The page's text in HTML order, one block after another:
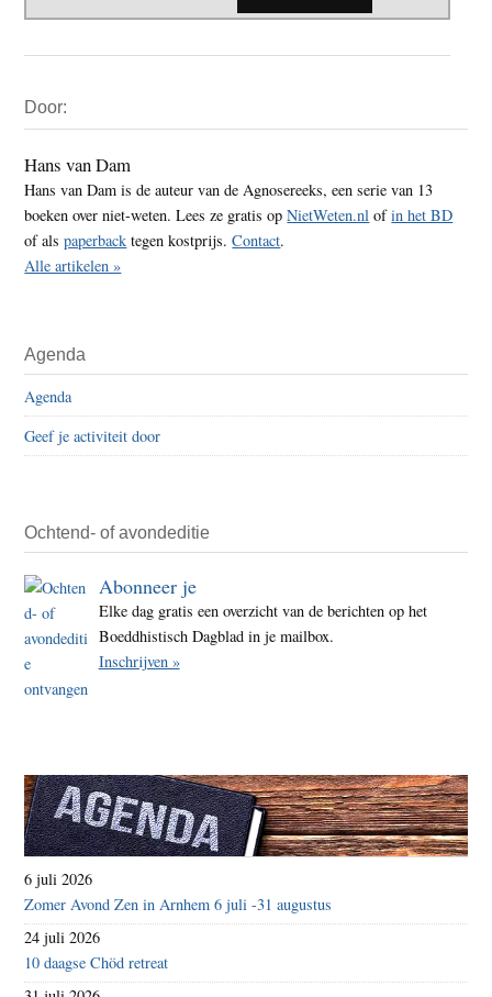
Sidebar
Door:
Hans van Dam
Hans van Dam is de auteur van de Agnosereeks, een serie van 13
boeken over niet-weten. Lees ze gratis opNietWeten.nl ofin het BD
of alspaperback tegen kostprijs.Contact.
Alle artikelen »
Agenda
Agenda
Geef je activiteit door
Ochtend- of avondeditie
Abonneer je
Elke dag gratis een overzicht van de berichten op het
Boeddhistisch Dagblad in je mailbox.
Inschrijven »
6 juli 2026
Zomer Avond Zen in Arnhem 6 juli -31 augustus
24 juli 2026
10 daagse Chöd retreat